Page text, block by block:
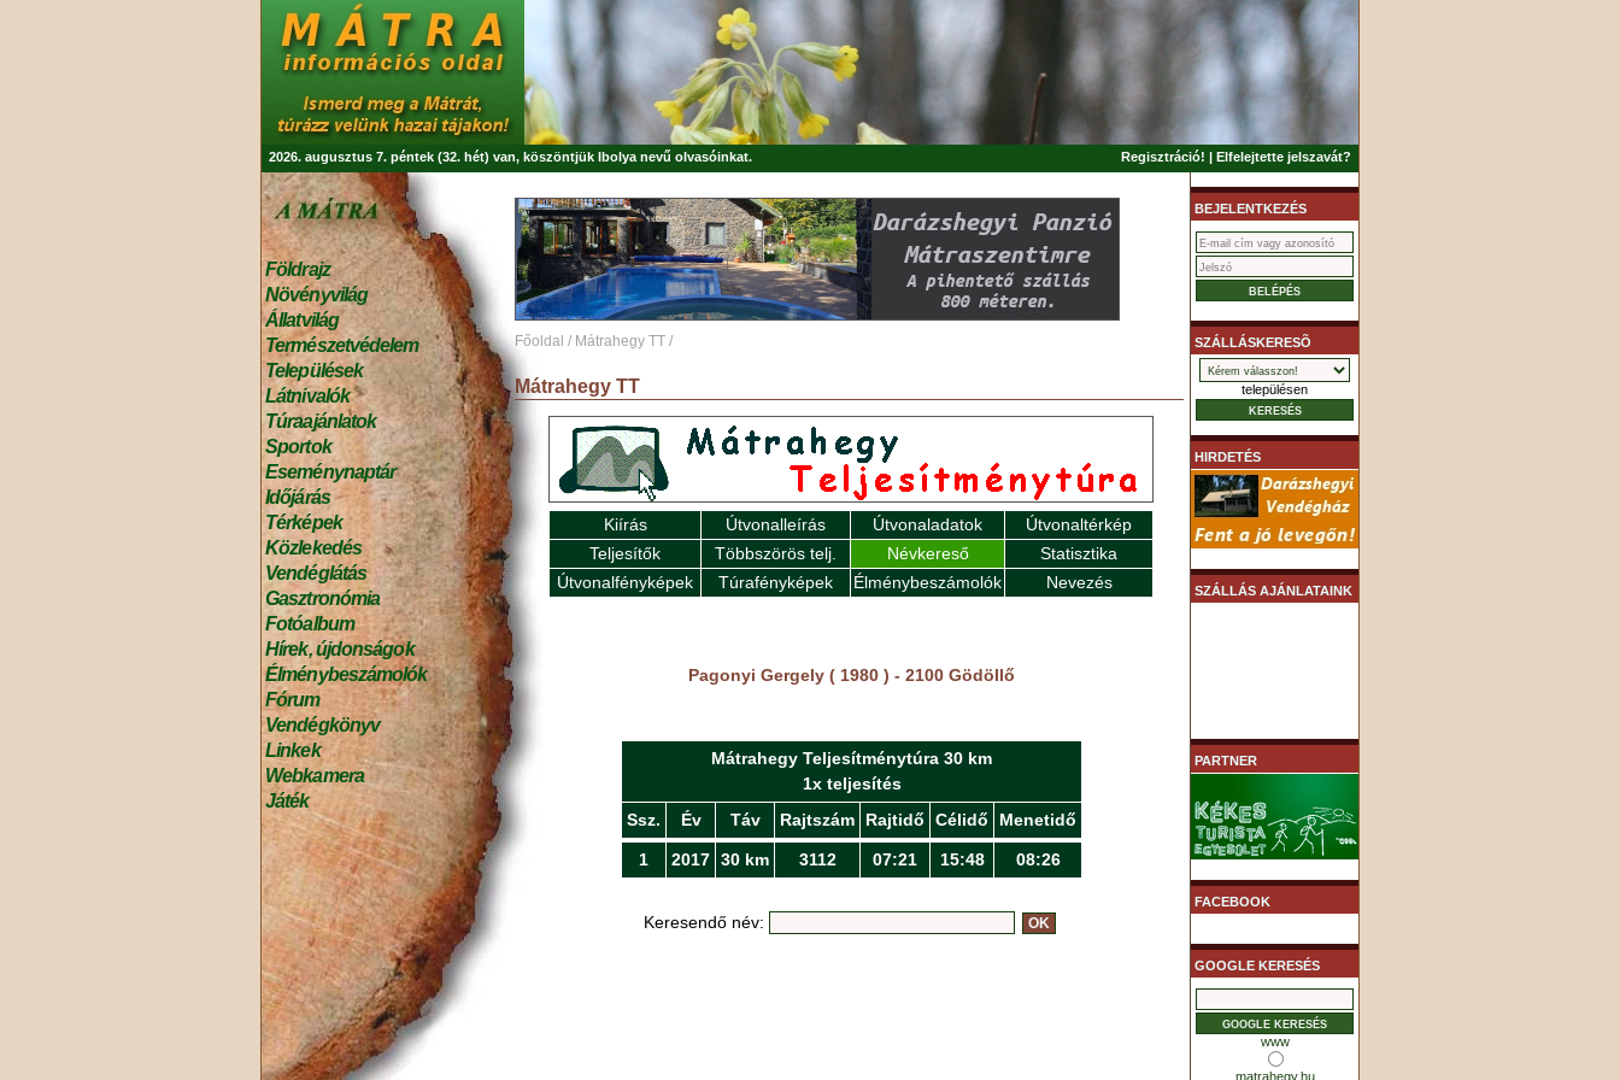
2026. augusztus 7. péntek (32. hét) van, köszöntjük Ibolya nevű olvasóinkat. Regisztráció! | Elfelejtette jelszavát?
Földrajz
Növényvilág
Állatvilág
Természetvédelem
Települések
Látnivalók
Túraajánlatok
Sportok
Eseménynaptár
Időjárás
Térképek
Közlekedés
Vendéglátás
Gasztronómia
Fotóalbum
Hírek, újdonságok
Élménybeszámolók
Fórum
Vendégkönyv
Linkek
Webkamera
Játék
Főoldal / Mátrahegy TT /
Mátrahegy TT
Kiírás Útvonalleírás Útvonaladatok
Útvonaltérkép
Teljesítők
Többszörös telj. Névkereső
Statisztika
Útvonalfényképek
Túrafényképek Élménybeszámolók Nevezés
Pagonyi Gergely ( 1980 ) - 2100 Gödöllő
Mátrahegy Teljesítménytúra 30 km
1x teljesítés
Ssz.
Év Táv Rajtszám Rajtidő Célidő Menetidő
1 2017 30 km 3112 07:21 15:48 08:26
Keresendő név:
BEJELENTKEZÉS
SZÁLLÁSKERESÕ
településen
HIRDETÉS
SZÁLLÁS AJÁNLATAINK
PARTNER
FACEBOOK
GOOGLE KERESÉS
www
matrahegy.hu